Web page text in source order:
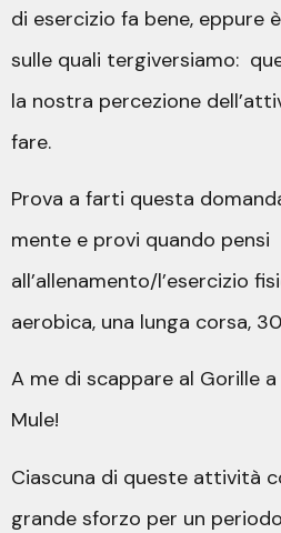
di esercizio fa bene, eppure
sulle quali tergiversiamo:
la nostra percezione
fare.
Prova a farti questa
mente e provi quando pensi
all’allenamento/l’esercizio
aerobica, una lunga corsa,
A me di scappare al Gorille
Mule!
Ciascuna di queste attività
grande sforzo per un